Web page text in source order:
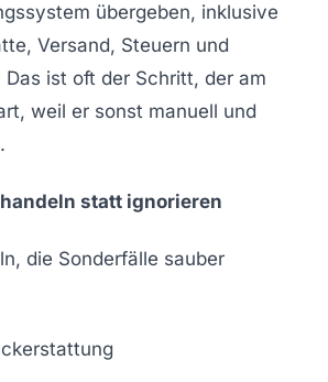
übergeben, inklusive
Versand, Steuern und
ist oft der Schritt, der am
weil er sonst manuell und
statt ignorieren
die Sonderfälle sauber